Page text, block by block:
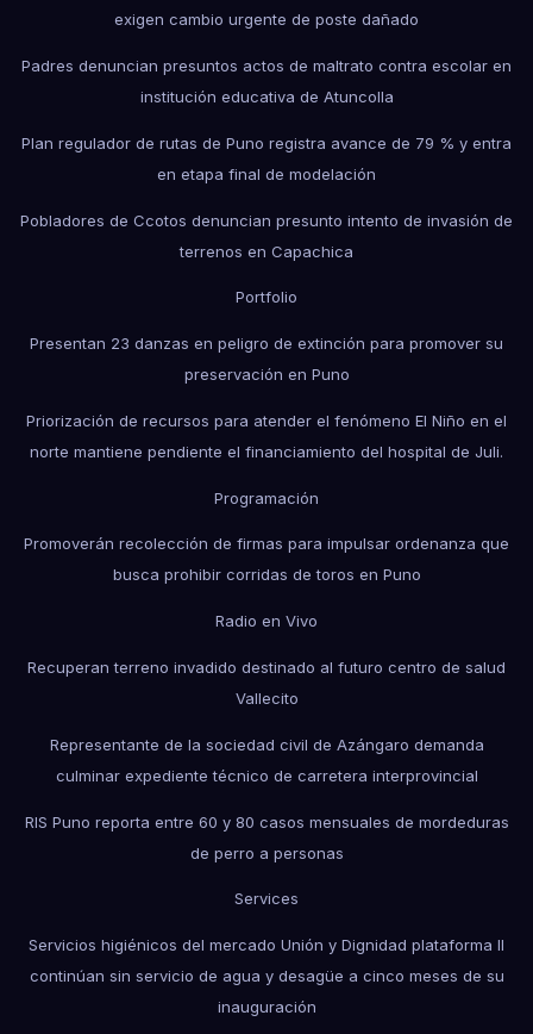
exigen cambio urgente de poste dañado
Padres denuncian presuntos actos de maltrato contra escolar en
institución educativa de Atuncolla
Plan regulador de rutas de Puno registra avance de 79 % y entra
en etapa final de modelación
Pobladores de Ccotos denuncian presunto intento de invasión de
terrenos en Capachica
Portfolio
Presentan 23 danzas en peligro de extinción para promover su
preservación en Puno
Priorización de recursos para atender el fenómeno El Niño en el
norte mantiene pendiente el financiamiento del hospital de Juli.
Programación
Promoverán recolección de firmas para impulsar ordenanza que
busca prohibir corridas de toros en Puno
Radio en Vivo
Recuperan terreno invadido destinado al futuro centro de salud
Vallecito
Representante de la sociedad civil de Azángaro demanda
culminar expediente técnico de carretera interprovincial
RIS Puno reporta entre 60 y 80 casos mensuales de mordeduras
de perro a personas
Services
Servicios higiénicos del mercado Unión y Dignidad plataforma II
continúan sin servicio de agua y desagüe a cinco meses de su
inauguración